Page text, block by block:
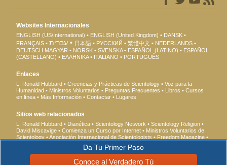
Da Tu Primer Paso
Conoce al Verdadero Tú
Websites Internacionales
ENGLISH (US/International) ENGLISH (United Kingdom)
DANSK
FRANÇAIS
עברית 日本語 РУССКИЙ 繁體中文
NEDERLANDS
DEUTSCH MAGYAR NORSK SVENSKA ESPAÑOL (LATINO)
ESPAÑOL
(CASTELLANO)
ΕΛΛΗΝΙΚA ITALIANO PORTUGUÊS
Enlaces
L. Ronald Hubbard Creencias y Prácticas de Scientology
Voz para la
Humanidad
Ministros Voluntarios Preguntas Frecuentes Libros
Cursos
en línea
Más Información Contactar Lugares
Sitios web relacionados
L. Ronald Hubbard Dianética Scientology Network
Scientology Religion
David Miscavige
Comienza un Curso por Internet
Ministros Voluntarios de
Scientology
Asociación Internacional de Scientologists
Freedom Magazine
En Apoyo de Un Mundo Sin Drogas
Jóvenes por los Derechos Humanos
Ciudadanos por los Derechos Humanos